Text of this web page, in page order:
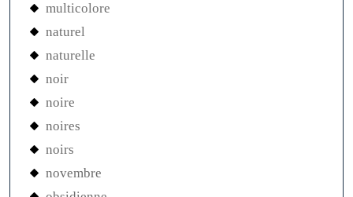
multicolore
naturel
naturelle
noir
noire
noires
noirs
novembre